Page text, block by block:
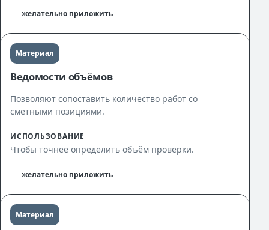
желательно приложить
Материал
Ведомости объёмов
Позволяют сопоставить количество работ со
сметными позициями.
ИСПОЛЬЗОВАНИЕ
Чтобы точнее определить объём проверки.
желательно приложить
Материал